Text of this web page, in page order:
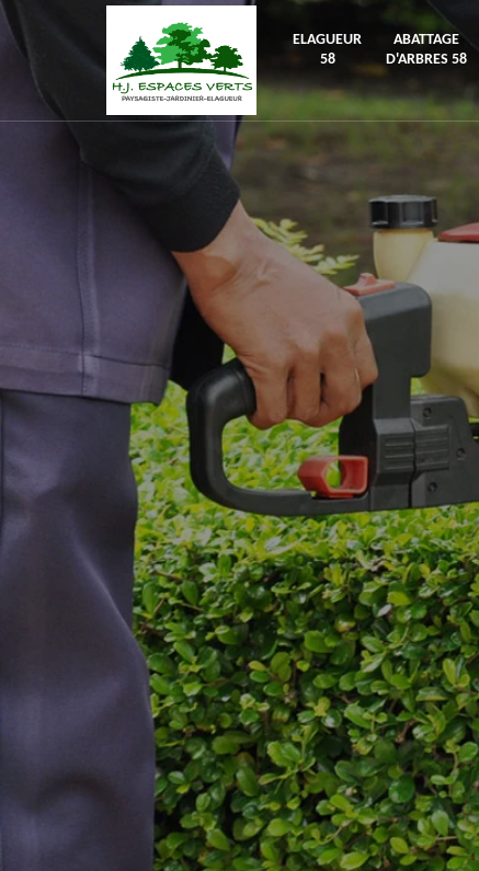
ELAGUEUR
58
ABATTAGE
D'ARBRES 58